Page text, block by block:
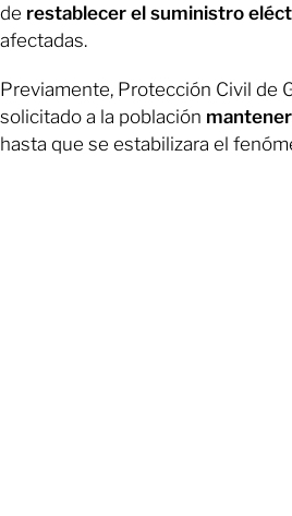
de restablecer el suministro
afectadas.
Previamente, Protección Civil de
solicitado a la población
hasta que se estabilizara el